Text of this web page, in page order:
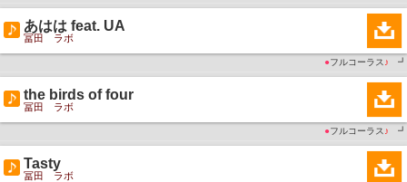
あはは feat. UA
冨田 ラボ
●フルコーラス ♪ ┛
the birds of four
冨田 ラボ
●フルコーラス ♪ ┛
Tasty
冨田 ラボ